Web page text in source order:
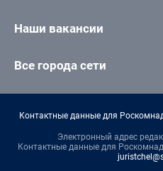
Наши вакансии
Все города сети
Контактные данные для
Электронный адрес
Контактные данные для